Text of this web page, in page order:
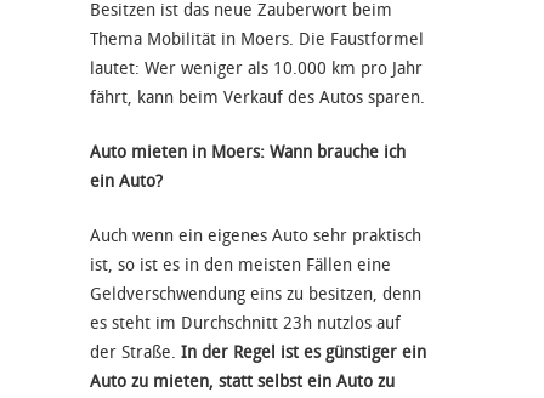
Besitzen ist das neue Zauberwort beim
Thema Mobilität in Moers. Die Faustformel
lautet: Wer weniger als 10.000 km pro Jahr
fährt, kann beim Verkauf des Autos sparen.
Auto mieten in Moers: Wann brauche ich
ein Auto?
Auch wenn ein eigenes Auto sehr praktisch
ist, so ist es in den meisten Fällen eine
Geldverschwendung eins zu besitzen, denn
es steht im Durchschnitt 23h nutzlos auf
der Straße. In der Regel ist es günstiger ein
Auto zu mieten, statt selbst ein Auto zu